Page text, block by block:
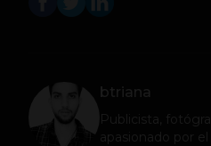
btriana
Publicista,
apasionado por